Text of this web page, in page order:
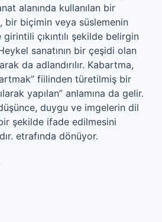
alanında kullanılan bir
bir biçimin veya süslemenin
çıkıntılı şekilde belirgin
sanatının bir çeşidi olan
da adlandırılır. Kabartma,
fiilinden türetilmiş bir
yapılan” anlamına da gelir.
duygu ve imgelerin dil
şekilde ifade edilmesini
etrafında dönüyor.